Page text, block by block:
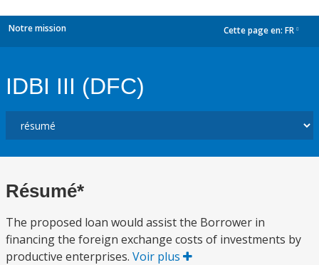
Notre mission Cette page en: FR
IDBI III (DFC)
Résumé*
The proposed loan would assist the Borrower in
financing the foreign exchange costs of investments by
productive enterprises. Voir plus